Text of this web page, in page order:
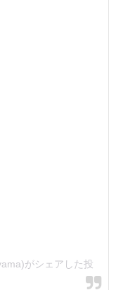
がシェアした投